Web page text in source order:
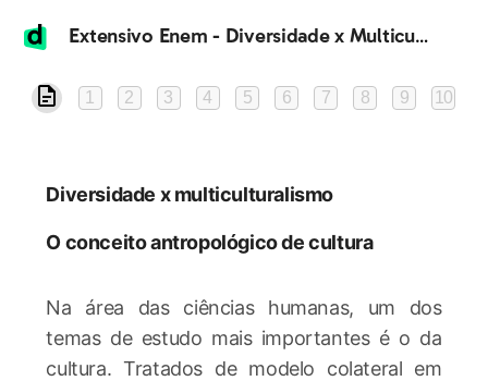
Extensivo Enem - Diversidade x Multiculturalismo
1 2 3 4 5 6 7 8 9 10
Diversidade x multiculturalismo
O conceito antropológico de cultura
Na área das ciências humanas, um dos
temas de estudo mais importantes é o da
cultura. Tratados de modelo colateral em